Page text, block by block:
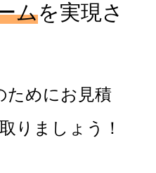
ムを実現さ
ために お見積
りましょう！